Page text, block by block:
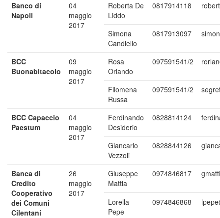
Banco di
Napoli
04
maggio
2017
Roberta De
Liddo
0817914118
Simona
Candiello
0817913097
BCC
Buonabitacolo
09
maggio
2017
Rosa
Orlando
097591541/2
Filomena
Russa
097591541/2
BCC Capaccio
Paestum
04
maggio
2017
Ferdinando
Desiderio
0828814124
Giancarlo
Vezzoli
0828844126
Banca di
Credito
Cooperativo
dei Comuni
Cilentani
26
maggio
2017
Giuseppe
Mattia
0974846817
Lorella
Pepe
0974846868